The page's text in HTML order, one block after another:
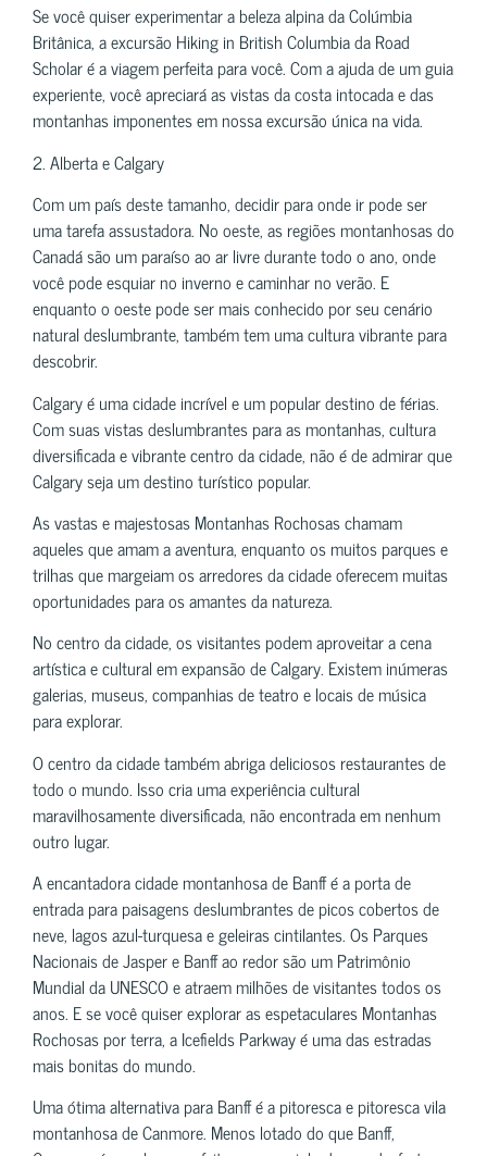
Se você quiser experimentar a beleza alpina da Colúmbia
Britânica, a excursão Hiking in British Columbia da Road
Scholar é a viagem perfeita para você. Com a ajuda de um guia
experiente, você apreciará as vistas da costa intocada e das
montanhas imponentes em nossa excursão única na vida.
2. Alberta e Calgary
Com um país deste tamanho, decidir para onde ir pode ser
uma tarefa assustadora. No oeste, as regiões montanhosas do
Canadá são um paraíso ao ar livre durante todo o ano, onde
você pode esquiar no inverno e caminhar no verão. E
enquanto o oeste pode ser mais conhecido por seu cenário
natural deslumbrante, também tem uma cultura vibrante para
descobrir.
Calgary é uma cidade incrível e um popular destino de férias.
Com suas vistas deslumbrantes para as montanhas, cultura
diversificada e vibrante centro da cidade, não é de admirar que
Calgary seja um destino turístico popular.
As vastas e majestosas Montanhas Rochosas chamam
aqueles que amam a aventura, enquanto os muitos parques e
trilhas que margeiam os arredores da cidade oferecem muitas
oportunidades para os amantes da natureza.
No centro da cidade, os visitantes podem aproveitar a cena
artística e cultural em expansão de Calgary. Existem inúmeras
galerias, museus, companhias de teatro e locais de música
para explorar.
O centro da cidade também abriga deliciosos restaurantes de
todo o mundo. Isso cria uma experiência cultural
maravilhosamente diversificada, não encontrada em nenhum
outro lugar.
A encantadora cidade montanhosa de Banff é a porta de
entrada para paisagens deslumbrantes de picos cobertos de
neve, lagos azul-turquesa e geleiras cintilantes. Os Parques
Nacionais de Jasper e Banff ao redor são um Patrimônio
Mundial da UNESCO e atraem milhões de visitantes todos os
anos. E se você quiser explorar as espetaculares Montanhas
Rochosas por terra, a Icefields Parkway é uma das estradas
mais bonitas do mundo.
Uma ótima alternativa para Banff é a pitoresca e pitoresca vila
montanhosa de Canmore. Menos lotado do que Banff,